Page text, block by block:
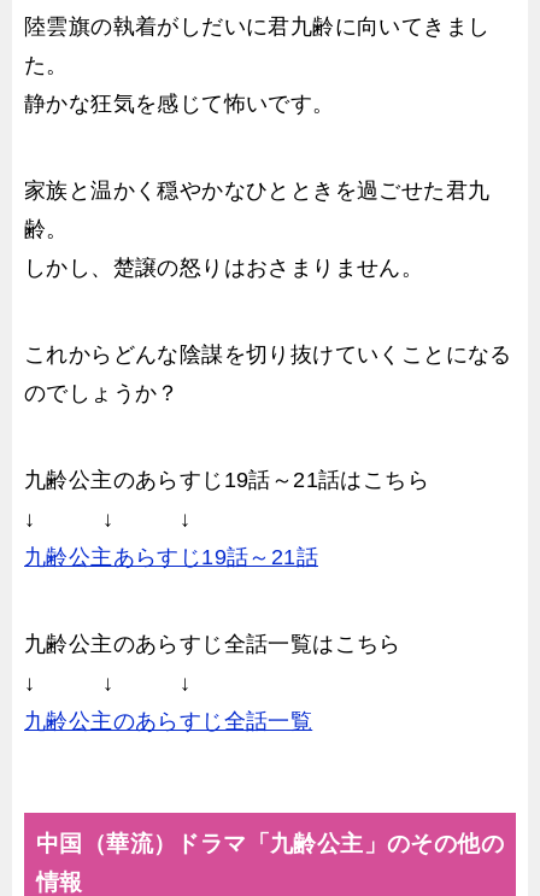
陸雲旗の執着がしだいに君九齢に向いてきまし
た。
静かな狂気を感じて怖いです。
家族と温かく穏やかなひとときを過ごせた君九
齢。
しかし、楚譲の怒りはおさまりません。
これからどんな陰謀を切り抜けていくことになる
のでしょうか？
九齢公主のあらすじ19話～21話はこちら
↓ ↓ ↓
九齢公主あらすじ19話～21話
九齢公主のあらすじ全話一覧はこちら
↓ ↓ ↓
九齢公主のあらすじ全話一覧
中国（華流）ドラマ「九齢公主」のその他の
情報